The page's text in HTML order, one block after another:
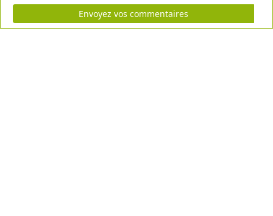
Envoyez vos commentaires